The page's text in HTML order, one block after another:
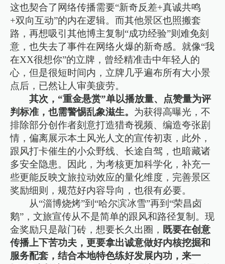
这也契合了网络传播需要“新奇反差+真诚共鸣
+双向互动”的内在逻辑。而其他景区也照搬套
路，再想吸引其他博主复制“成功经验”则难免刻
意，也失去了事件在网络火爆的新奇感。就像“我
在XX很想你”的立牌，曾经精准击中年轻人的
心，但是很短时间内，立牌几乎遍布所有大小景
点后，已然让人审美疲劳。
其次，“重金悬赏”单以播放量、点赞量为评
判标准，也需警惕乱象滋生。 为获得高曝光，不
排除部分创作者刻意打造猎奇视频、编造夸张剧
情，偏离展示本土风光人文的宣传初衷，此外，
跟风打卡催生的小众野线、长途自驾，也暗藏诸
多安全隐患。因此，为考核更加科学化，补充一
些更能反映文旅拉动效应的量化维度，完善景区
奖励细则，规范好内容导向，也很有必要。
从“淄博烧烤”到“哈尔滨冰雪”再到“荣昌卤
鹅”，文旅宣传从不是简单的跟风和路径复制。现
金奖励只是敲门砖，想要长久出圈， 既要在创意
传播上下苦功夫，更要拿出诚意做好内核挖掘和
服务配套，结合本地特色练好发展内功，来一